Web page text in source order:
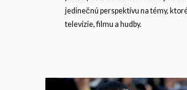
jedinečnú perspektívu na témy,
televízie, filmu a hudby.